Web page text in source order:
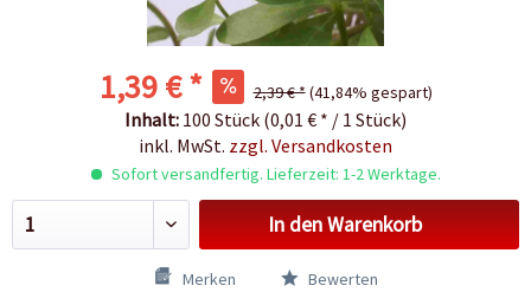
1,39 € * 2,39 € *(41,84% gespart)
Inhalt: 100 Stück (0,01 € * / 1 Stück)
inkl. MwSt. zzgl. Versandkosten
Sofort versandfertig. Lieferzeit: 1-2 Werktage.
In denWarenkorb
Merken Bewerten